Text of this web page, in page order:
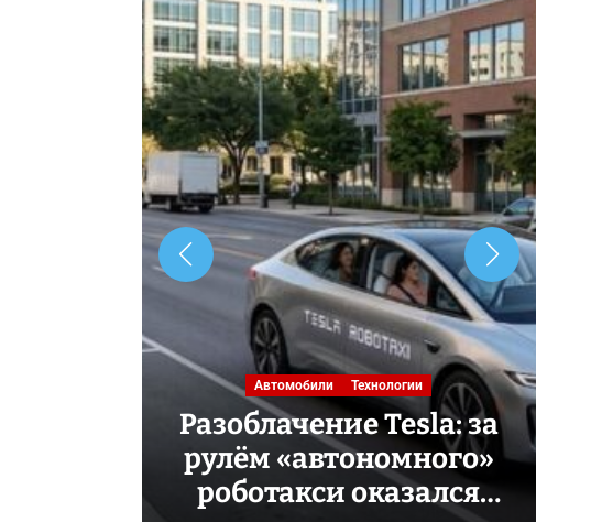
Автомобили Технологии
Разоблачение Tesla: за
рулём «автономного»
роботакси оказался